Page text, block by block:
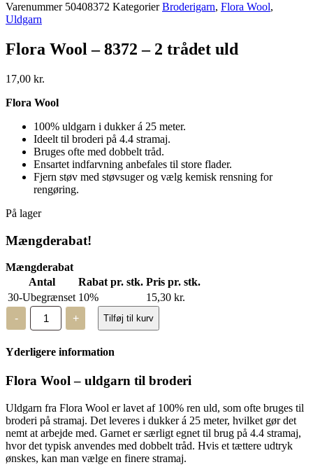
Varenummer 50408372 Kategorier Broderigarn, Flora Wool,
Uldgarn
Flora Wool – 8372 – 2 trådet uld
17,00 kr.
Flora Wool
100% uldgarn i dukker á 25 meter.
Ideelt til broderi på 4.4 stramaj.
Bruges ofte med dobbelt tråd.
Ensartet indfarvning anbefales til store flader.
Fjern støv med støvsuger og vælg kemisk rensning for
rengøring.
På lager
Mængderabat!
Mængderabat
Antal
Rabat pr. stk. Pris pr. stk.
30-Ubegrænset 10% 15,30 kr.
-
Flora
Wool
-
8372
-
trådet
uld
+ Tilføj til kurv
Yderligere information
Flora Wool – uldgarn til broderi
Uldgarn fra Flora Wool er lavet af 100% ren uld, som ofte bruges til
broderi på stramaj. Det leveres i dukker á 25 meter, hvilket gør det
nemt at arbejde med. Garnet er særligt egnet til brug på 4.4 stramaj,
hvor det typisk anvendes med dobbelt tråd. Hvis et tættere udtryk
ønskes, kan man vælge en finere stramaj.